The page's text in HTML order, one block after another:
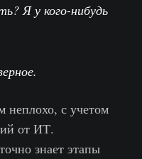
Я у кого-нибудь
неплохо, с учетом
от ИТ.
знает этапы